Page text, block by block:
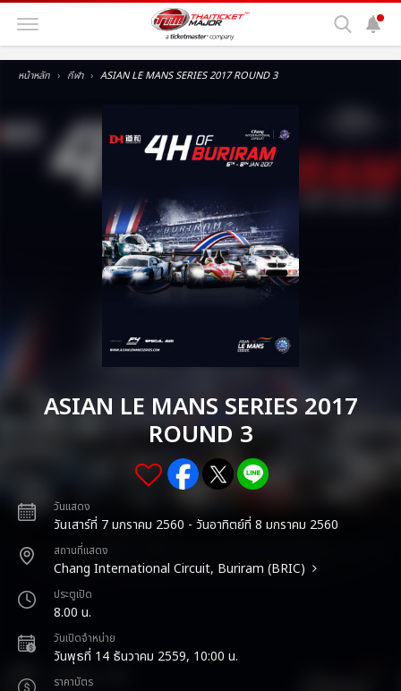
หน้าหลัก กีฬา ASIAN LE MANS SERIES 2017 ROUND 3
ASIAN LE MANS SERIES 2017
ROUND 3
วันแสดง
วันเสาร์ที่ 7 มกราคม 2560 - วันอาทิตย์ที่ 8 มกราคม 2560
สถานที่แสดง
Chang International Circuit, Buriram (BRIC)
ประตูเปิด
8.00 น.
วันเปิดจำหน่าย
วันพุธที่ 14 ธันวาคม 2559, 10:00 น.
ราคาบัตร